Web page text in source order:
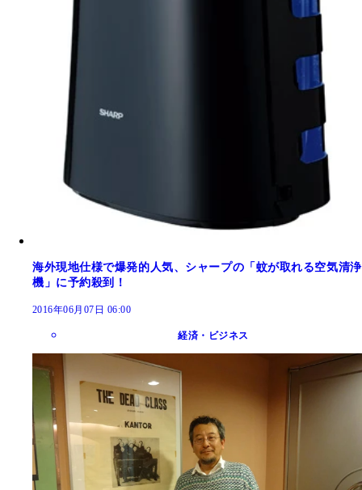
海外現地仕様で爆発的人気、シャープの「蚊が取れる空気清浄
機」に予約殺到！
2016年06月07日 06:00
経済・ビジネス